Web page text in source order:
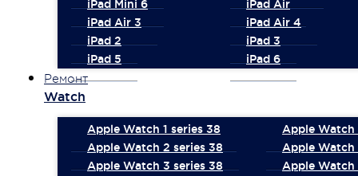
iPad Mini 6
iPad Air
iPad Air 3
iPad Air 4
iPad 2
iPad 3
iPad 5
iPad 6
Ремонт
Watch
Apple Watch 1 series 38
Apple Watch
Apple Watch 2 series 38
Apple Watch
Apple Watch 3 series 38
Apple Watch